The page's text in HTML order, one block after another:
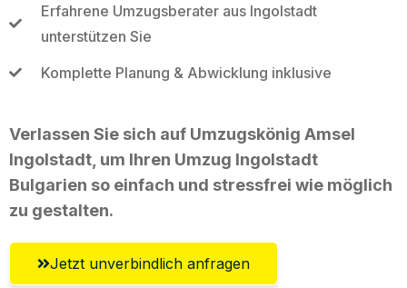
Erfahrene Umzugsberater aus Ingolstadt
unterstützen Sie
Komplette Planung & Abwicklung inklusive
Verlassen Sie sich auf Umzugskönig Amsel
Ingolstadt, um Ihren Umzug Ingolstadt
Bulgarien so einfach und stressfrei wie möglich
zu gestalten.
Jetzt unverbindlich anfragen